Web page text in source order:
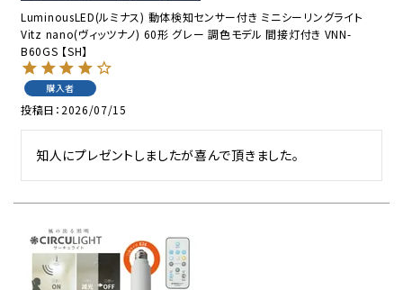
LuminousLED(ルミナス) 動体検知センサー付き ミニシーリングライト
Vitz nano(ヴィッツナノ) 60形 グレー 調色モデル 間接灯付き VNN-
B60GS 【SH】
購入者
投稿日 2026/07/15
知人にプレゼントしましたが喜んで頂きました。